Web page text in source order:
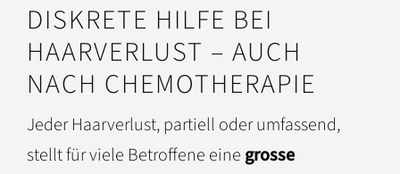
DISKRETE HILFE BEI
HAARVERLUST – AUCH
NACH CHEMOTHERAPIE
Jeder Haarverlust, partiell oder umfassend,
stellt für viele Betroffene einegrosse